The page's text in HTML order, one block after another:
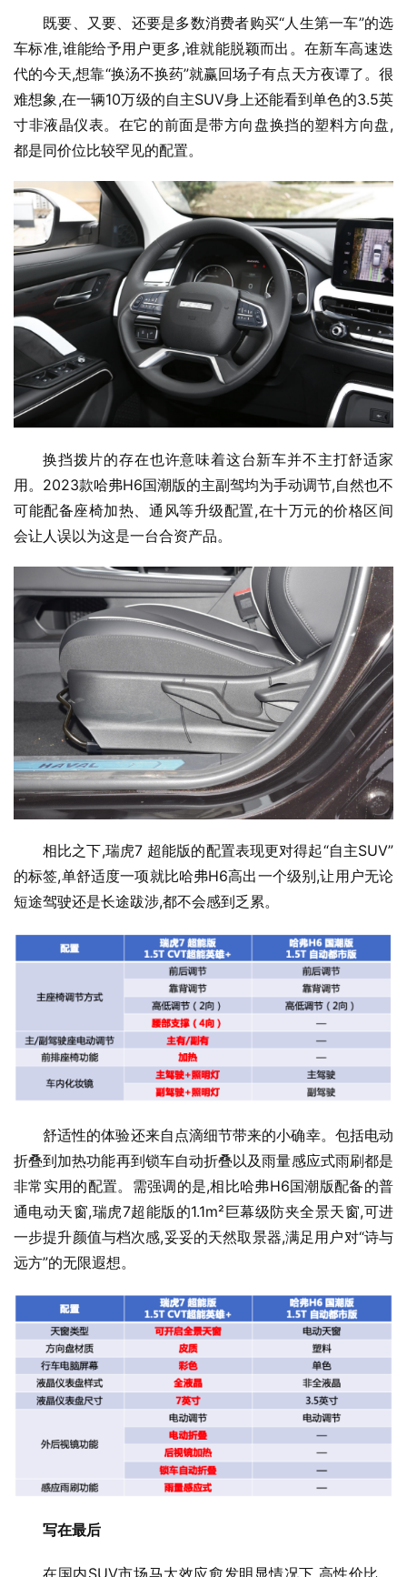
既要、又要、还要是多数消费者购买“人生第一车”的选
车标准,谁能给予用户更多,谁就能脱颖而出。在新车高速迭
代的今天,想靠“换汤不换药”就赢回场子有点天方夜谭了。很
难想象,在一辆10万级的自主SUV身上还能看到单色的3.5英
寸非液晶仪表。在它的前面是带方向盘换挡的塑料方向盘,
都是同价位比较罕见的配置。
换挡拨片的存在也许意味着这台新车并不主打舒适家
用。2023款哈弗H6国潮版的主副驾均为手动调节,自然也不
可能配备座椅加热、通风等升级配置,在十万元的价格区间
会让人误以为这是一台合资产品。
相比之下,瑞虎7 超能版的配置表现更对得起“自主SUV”
的标签,单舒适度一项就比哈弗H6高出一个级别,让用户无论
短途驾驶还是长途跋涉,都不会感到乏累。
舒适性的体验还来自点滴细节带来的小确幸。包括电动
折叠到加热功能再到锁车自动折叠以及雨量感应式雨刷都是
非常实用的配置。需强调的是,相比哈弗H6国潮版配备的普
通电动天窗,瑞虎7超能版的1.1m²巨幕级防夹全景天窗,可进
一步提升颜值与档次感,妥妥的天然取景器,满足用户对“诗与
远方”的无限遐想。
写在最后
在国内SUV市场马太效应愈发明显情况下,高性价比、